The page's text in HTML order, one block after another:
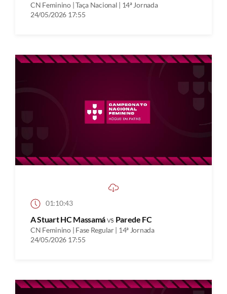
CN Feminino | Taça Nacional | 14ª Jornada
24/05/2026 17:55
01:10:43
A Stuart HC Massamávs Parede FC
CN Feminino | Fase Regular | 14ª Jornada
24/05/2026 17:55